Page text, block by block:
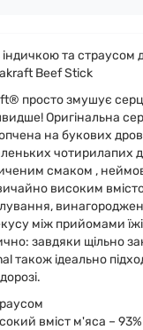
та страусом
Beef Stick
просто змушує
Оригінальна
на букових
чотирилапих
смаком ,
високим
між прийомами
завдяки щільно
також ідеально
вміст м'яса – 93%